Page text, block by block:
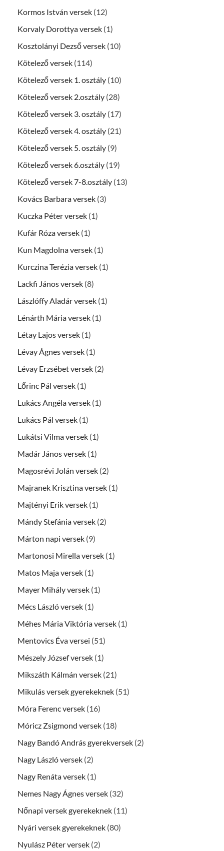
Kormos István versek (12)
Korvaly Dorottya versek (1)
Kosztolányi Dezső versek (10)
Kötelező versek (114)
Kötelező versek 1. osztály (10)
Kötelező versek 2.osztály (28)
Kötelező versek 3. osztály (17)
Kötelező versek 4. osztály (21)
Kötelező versek 5. osztály (9)
Kötelező versek 6.osztály (19)
Kötelező versek 7-8.osztály (13)
Kovács Barbara versek (3)
Kuczka Péter versek (1)
Kufár Róza versek (1)
Kun Magdolna versek (1)
Kurczina Terézia versek (1)
Lackfi János versek (8)
Lászlóffy Aladár versek (1)
Lénárth Mária versek (1)
Létay Lajos versek (1)
Lévay Ágnes versek (1)
Lévay Erzsébet versek (2)
Lőrinc Pál versek (1)
Lukács Angéla versek (1)
Lukács Pál versek (1)
Lukátsi Vilma versek (1)
Madár János versek (1)
Magosrévi Jolán versek (2)
Majranek Krisztina versek (1)
Majtényi Erik versek (1)
Mándy Stefánia versek (2)
Márton napi versek (9)
Martonosi Mirella versek (1)
Matos Maja versek (1)
Mayer Mihály versek (1)
Mécs László versek (1)
Méhes Mária Viktória versek (1)
Mentovics Éva versei (51)
Mészely József versek (1)
Mikszáth Kálmán versek (21)
Mikulás versek gyerekeknek (51)
Móra Ferenc versek (16)
Móricz Zsigmond versek (18)
Nagy Bandó András gyerekversek (2)
Nagy László versek (2)
Nagy Renáta versek (1)
Nemes Nagy Ágnes versek (32)
Nőnapi versek gyerekeknek (11)
Nyári versek gyerekeknek (80)
Nyulász Péter versek (2)